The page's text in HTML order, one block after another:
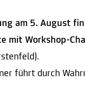
am 5. August
mit Workshop-
führt durch